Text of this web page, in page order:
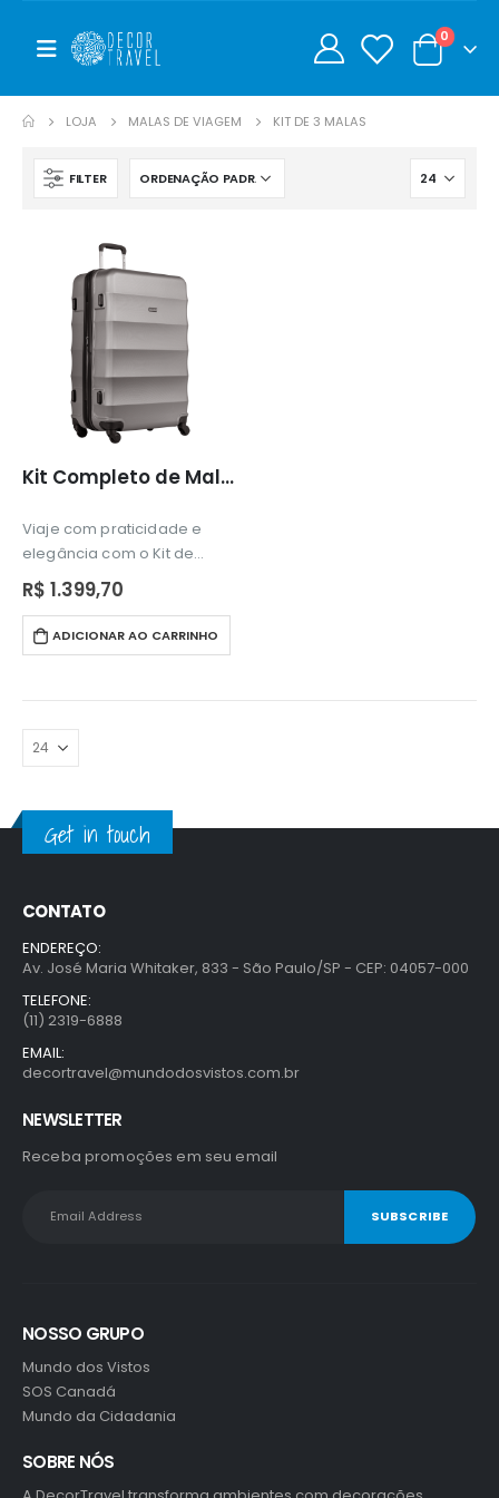
0 0
LOJA MALAS DE VIAGEM KIT DE 3 MALAS
FILTER
Kit Completo de Malas 360° Waves – P, M e G (Cor Prata) – Sestini
Viaje com praticidade e
elegância com o Kit de
Malas 360° Waves, que inclui
três tamanhos (P, M e G)
ideais para todas as
ocasiões. Fabricadas em
R$ 1.399,70
ADICIONAR AO CARRINHO
Get in touch
CONTATO
ENDEREÇO:
Av. José Maria Whitaker, 833 - São Paulo/SP - CEP: 04057-000
TELEFONE:
(11) 2319-6888
EMAIL:
decortravel@mundodosvistos.com.br
NEWSLETTER
Receba promoções em seu email
NOSSO GRUPO
Mundo dos Vistos
SOS Canadá
Mundo da Cidadania
SOBRE NÓS